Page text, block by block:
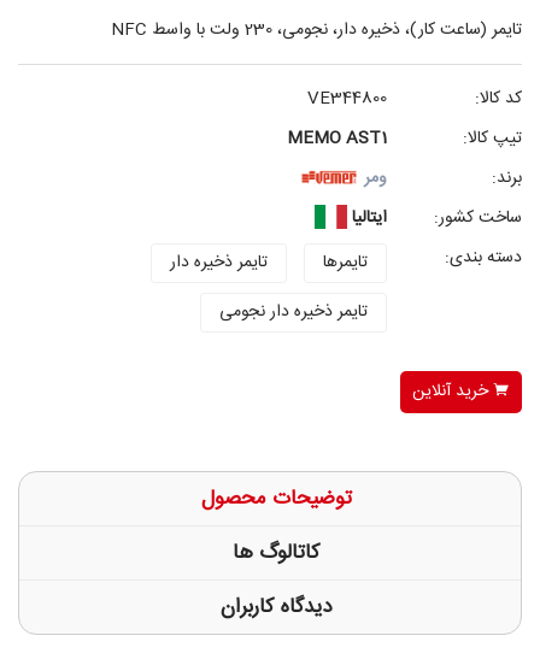
تایمر (ساعت کار)، ذخیره دار، نجومی، 230 ولت با واسط NFC
کد کالا:
VE344800
تیپ کالا:
MEMO AST1
برند:
ومر
ساخت کشور:
ایتالیا
دسته بندی:
تایمرها
تایمر ذخیره دار
تایمر ذخیره دار نجومی
خرید آنلاین
توضیحات محصول
کاتالوگ ها
دیدگاه کاربران